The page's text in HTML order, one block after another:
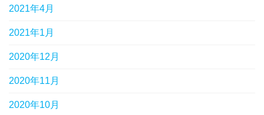
2021年4月
2021年1月
2020年12月
2020年11月
2020年10月